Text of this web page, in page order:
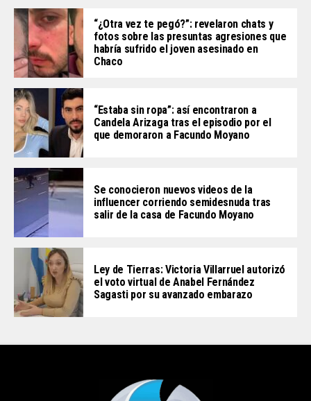
“¿Otra vez te pegó?”: revelaron chats y
fotos sobre las presuntas agresiones que
habría sufrido el joven asesinado en
Chaco
“Estaba sin ropa”: así encontraron a
Candela Arizaga tras el episodio por el
que demoraron a Facundo Moyano
Se conocieron nuevos videos de la
influencer corriendo semidesnuda tras
salir de la casa de Facundo Moyano
Ley de Tierras: Victoria Villarruel autorizó
el voto virtual de Anabel Fernández
Sagasti por su avanzado embarazo